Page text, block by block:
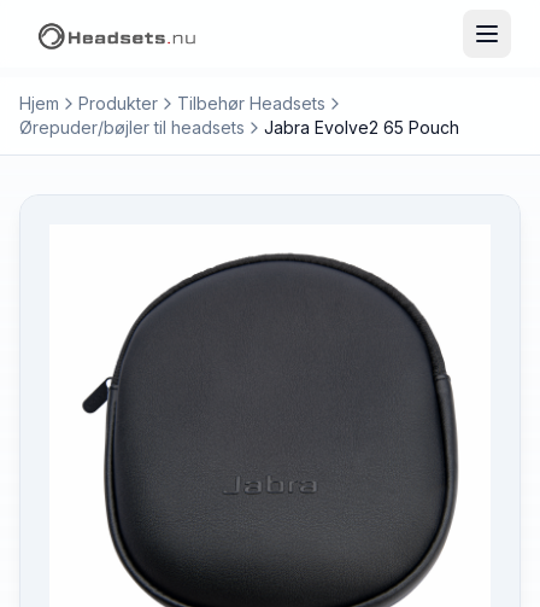
Hjem Produkter
Tilbehør Headsets
Ørepuder/bøjler til headsets
Jabra Evolve2 65 Pouch